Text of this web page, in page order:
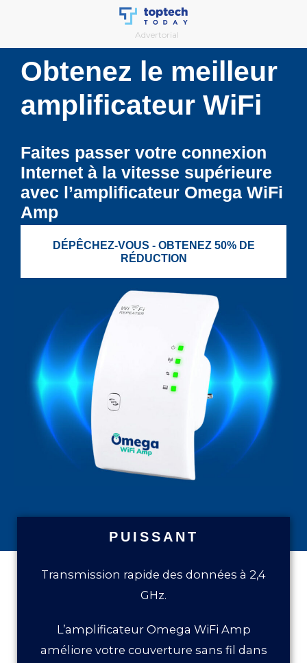
content
Advertorial
Obtenez le meilleur
amplificateur WiFi
Faites passer votre connexion
Internet à la vitesse supérieure
avec l’amplificateur Omega WiFi
Amp
DÉPÊCHEZ-VOUS - OBTENEZ 50% DE
RÉDUCTION
PUISSANT
Transmission rapide des données à 2,4
GHz.
L’amplificateur Omega WiFi Amp
améliore votre couverture sans fil dans